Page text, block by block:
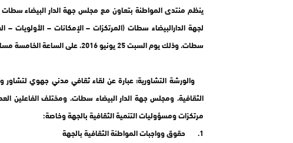
ينظم منتدى المواطنة بتعاون مع مجلس جهة الدار البيضاء
لجهة الدارالبيضاء سطات (المرتكزات – الإمكانات – الأولويات
سطات، وذلك يوم السبت 25 يونيو 2016، على الساعة الخامسة مساء، بمقر مجلس الجهة بحي الأحباس.
والورشة التشاورية؛ عبارة عن لقاء ثقافي مدني جهوي
الثقافية، ومجلس جهة الدار البيضاء سطات، ومختلف الفاعلين
مرتكزات ومسؤوليات التنمية الثقافية بالجهة وخاصة:
1. حقوق وواجبات المواطنة الثقافية بالجهة